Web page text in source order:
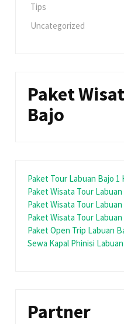
Tips
Uncategorized
Paket
Bajo
Paket Tour Labuan Bajo 1
Paket Wisata Tour Labuan
Paket Wisata Tour Labuan
Paket Wisata Tour Labuan
Paket Open Trip Labuan
Sewa Kapal Phinisi
Partner